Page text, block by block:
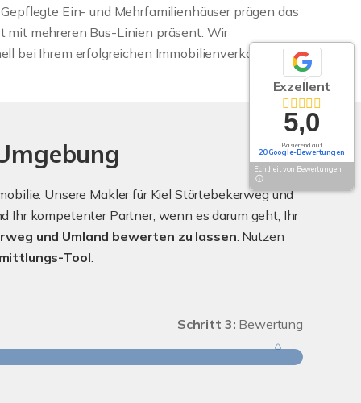
Ein- und Mehrfamilienhäuser prägen das
mehreren Bus-Linien präsent. Wir
bei Ihrem erfolgreichen Immobilienverkauf.
Unsere Makler für Kiel Störtebekerweg und
Ihr kompetenter Partner, wenn es darum geht, Ihr
und Umland bewerten zu lassen. Nutzen
Tool.
Schritt 3: Bewertung
Exzellent
5,0
Basierend auf
20 Google-Bewertungen
Echtheit von Bewertungen